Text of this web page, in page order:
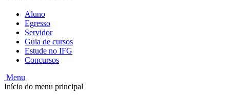
Aluno
Egresso
Servidor
Guia de cursos
Estude no IFG
Concursos
Menu
Início do menu principal